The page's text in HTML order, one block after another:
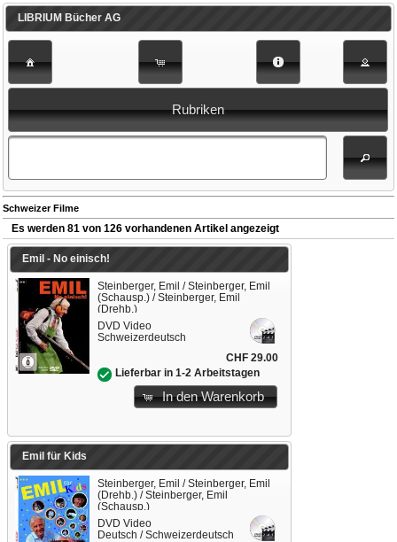
LIBRIUM Bücher AG
Rubriken
Schweizer Filme
Es werden 81 von 126 vorhandenen Artikel angezeigt
Emil - No einisch!
Steinberger, Emil / Steinberger, Emil
(Schausp.) / Steinberger, Emil
(Drehb.)
DVD Video
Schweizerdeutsch
CHF 29.00
Lieferbar in 1-2 Arbeitstagen
In den Warenkorb
Emil für Kids
Steinberger, Emil / Steinberger, Emil
(Drehb.) / Steinberger, Emil
(Schausp.)
DVD Video
Deutsch / Schweizerdeutsch